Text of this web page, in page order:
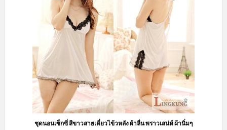
ชุดนอนเซ็กซี่ สีขาวสายเดี่ยวไข้วหลัง ผ้าลื่น พราวเสน่ห์ ผ้านิ่มๆ